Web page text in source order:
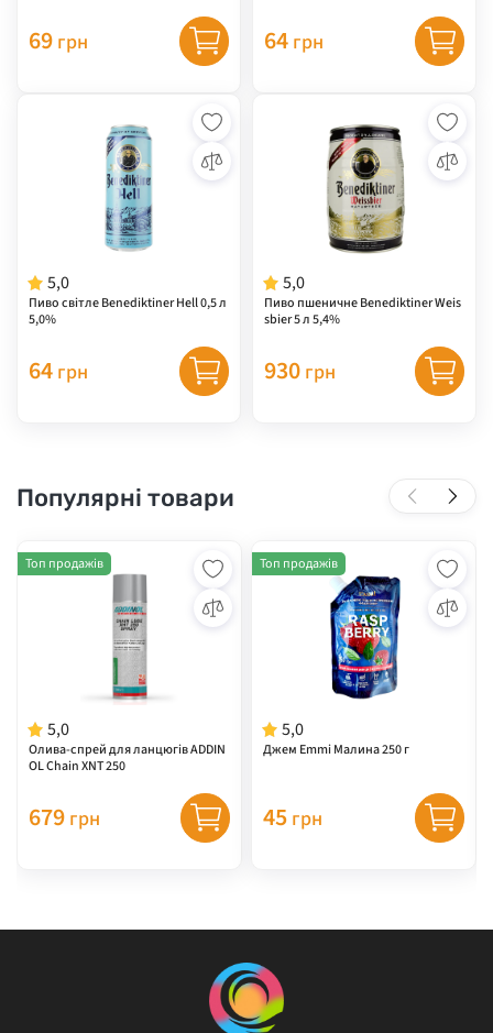
69 грн 64 грн
5,0
Пиво світле Benediktiner Hell 0,5 л
5,0%
64 грн
5,0
Пиво пшеничне Benediktiner Weis
sbier 5 л 5,4%
930 грн
Популярні товари
5,0
Олива-спрей для ланцюгів ADDIN
OL Chain XNT 250
Топ продажів
679 грн
5,0
Джем Emmi Малина 250 г
Топ продажів
45 грн